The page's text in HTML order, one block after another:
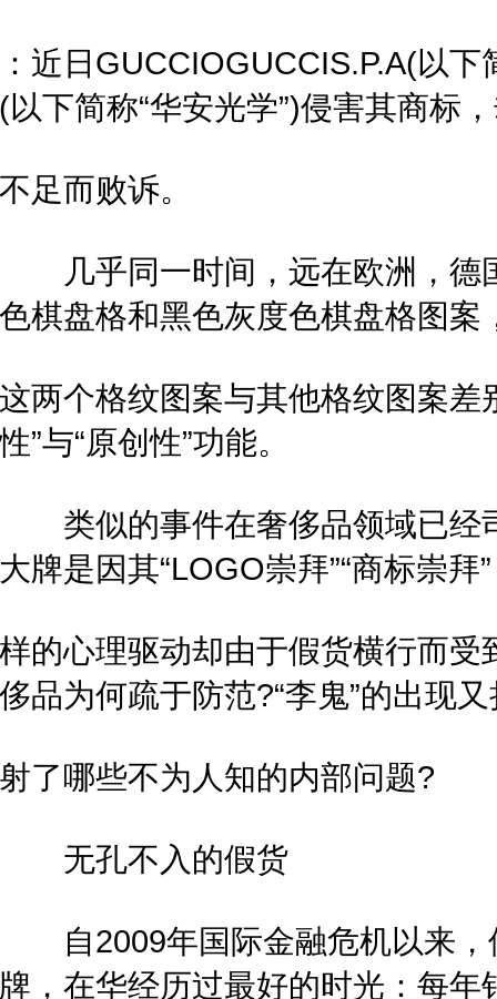
：近日GUCCIOGUCCIS.P.A(以
(以下简称“华安光学”)侵害其商标
不足而败诉。
几乎同一时间，远在欧洲，德国
色棋盘格和黑色灰度色棋盘格图案
这两个格纹图案与其他格纹图案差
性”与“原创性”功能。
类似的事件在奢侈品领域已经司
大牌是因其“LOGO崇拜”“商标崇拜
样的心理驱动却由于假货横行而受
侈品为何疏于防范?“李鬼”的出现
射了哪些不为人知的内部问题?
无孔不入的假货
自2009年国际金融危机以来，
牌，在华经历过最好的时光：每年